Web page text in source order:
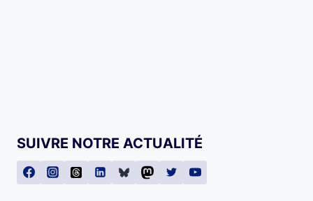
SUIVRE NOTRE ACTUALITÉ